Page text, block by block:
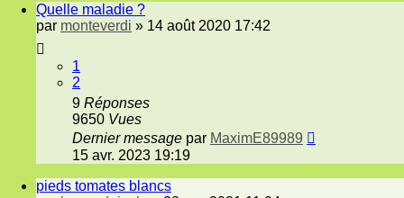
Quelle maladie ?
par monteverdi » 14 août 2020 17:42
1
2
9 Réponses
9650 Vues
Dernier message par MaximE89989
15 avr. 2023 19:19
pieds tomates blancs